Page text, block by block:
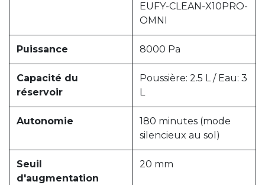
EUFY-CLEAN-X10PRO-
OMNI
Puissance 8000 Pa
Capacité du
réservoir
Poussière: 2.5 L / Eau: 3
L
Autonomie
180 minutes (mode
silencieux au sol)
Seuil
d'augmentation
20 mm